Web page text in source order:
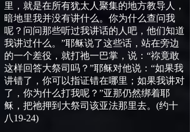
里，就是在所有犹太人聚集的地方教导人，
暗地里我并没有讲什么。你为什么查问我
呢？问问那些听过我讲话的人吧，他们知道
我讲过什么。 ”耶稣说了这些话，站在旁边
的一个差役，就打祂一巴掌，说： “祢竟敢
这样回答大祭司吗？ ”耶稣对他说： “如果我
讲错了，你可以指证错在哪里；如果我讲对
了，你为什么打我呢？ ”亚那仍然绑着耶
稣，把祂押到大祭司该亚法那里去。 (约十
八 19-24)